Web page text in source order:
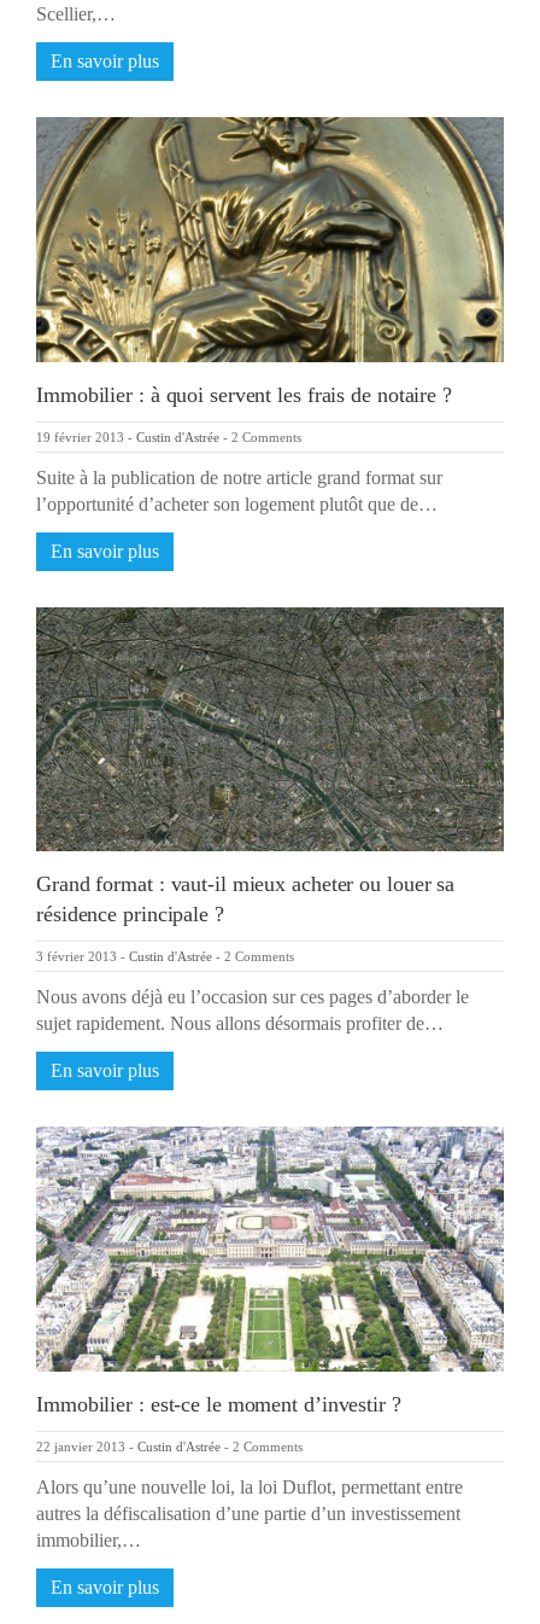
Scellier,…
En savoir plus
Immobilier : à quoi servent les frais de notaire ?
19 février 2013 - Custin d'Astrée - 2 Comments
Suite à la publication de notre article grand format sur
l’opportunité d’acheter son logement plutôt que de…
En savoir plus
Grand format : vaut-il mieux acheter ou louer sa
résidence principale ?
3 février 2013 - Custin d'Astrée - 2 Comments
Nous avons déjà eu l’occasion sur ces pages d’aborder le
sujet rapidement. Nous allons désormais profiter de…
En savoir plus
Immobilier : est-ce le moment d’investir ?
22 janvier 2013 - Custin d'Astrée - 2 Comments
Alors qu’une nouvelle loi, la loi Duflot, permettant entre
autres la défiscalisation d’une partie d’un investissement
immobilier,…
En savoir plus